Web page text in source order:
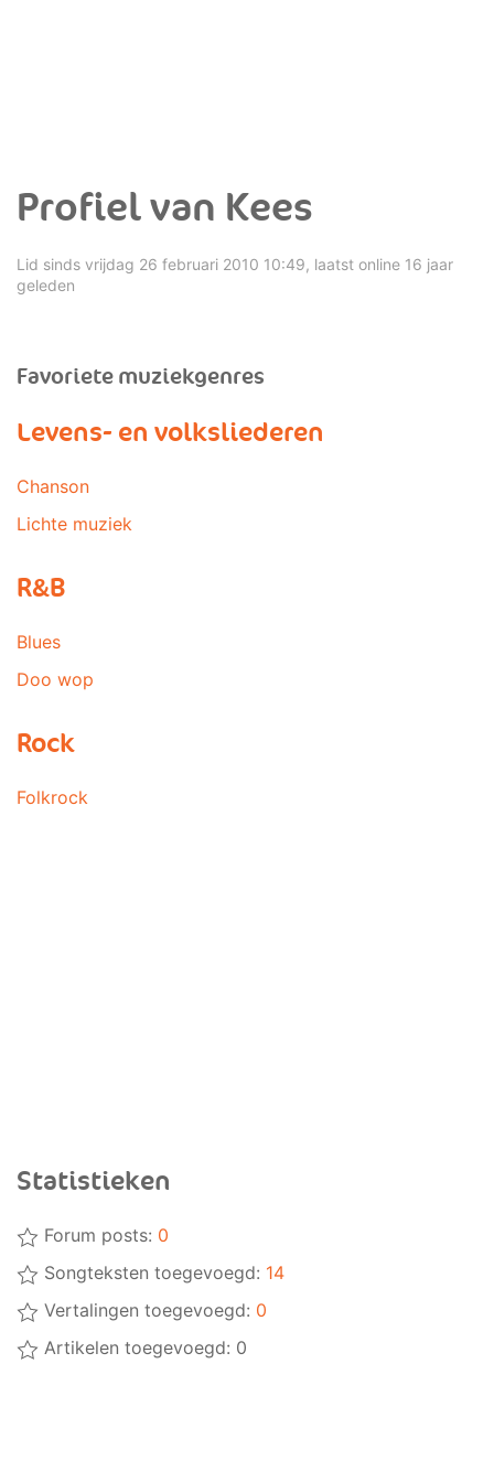
Profiel van Kees
Lid sinds vrijdag 26 februari 2010 10:49, laatst online 16 jaar
geleden
Favoriete muziekgenres
Levens- en volksliederen
Chanson
Lichte muziek
R&B
Blues
Doo wop
Rock
Folkrock
Statistieken
Forum posts: 0
Songteksten toegevoegd: 14
Vertalingen toegevoegd: 0
Artikelen toegevoegd: 0